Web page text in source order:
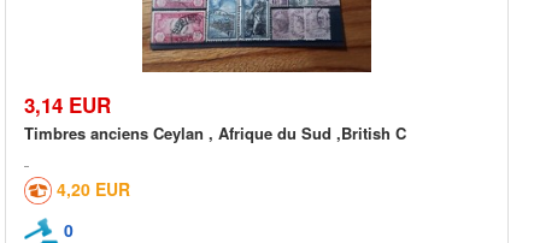
3,14 EUR
Timbres anciens Ceylan , Afrique du Sud ,British C
4,20 EUR
0